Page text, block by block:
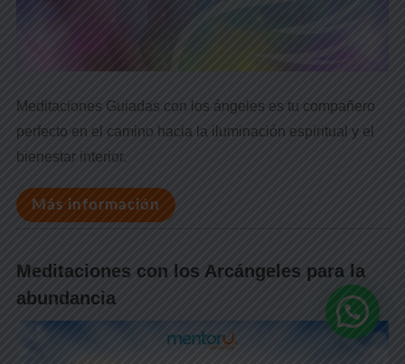
Meditaciones Guiadas con los ángeles es tu compañero
perfecto en el camino hacia la iluminación espiritual y el
bienestar interior.
Más información
Meditaciones con los Arcángeles para la
abundancia